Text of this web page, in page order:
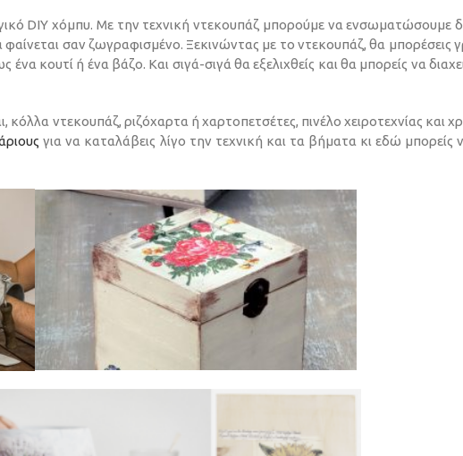
DIY χόμπυ. Με την τεχνική ντεκουπάζ μπορούμε να ενσωματώσουμε
φαίνεται σαν ζωγραφισμένο. Ξεκινώντας με το ντεκουπάζ, θα μπορέσεις
κουτί ή ένα βάζο. Και σιγά-σιγά θα εξελιχθείς και θα μπορείς να
κόλλα ντεκουπάζ, ριζόχαρτα ή χαρτοπετσέτες, πινέλο χειροτεχνίας και
για να καταλάβεις λίγο την τεχνική και τα βήματα κι εδώ μπορείς